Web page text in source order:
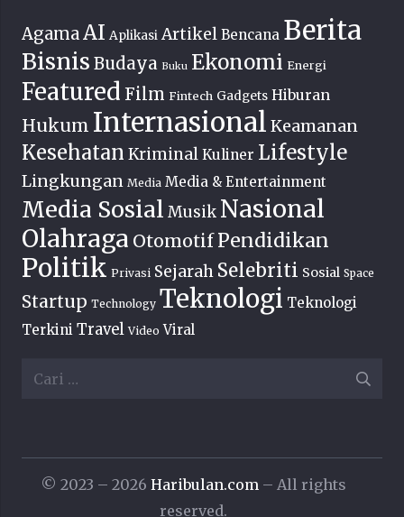
AgamaAI Aplikasi Artikel Bencana Berita
Bisnis Budaya Buku Ekonomi Energi
Featured Film Fintech Gadgets Hiburan
Hukum Internasional Keamanan
Kesehatan Kriminal Kuliner Lifestyle
Lingkungan Media Media & Entertainment
Media Sosial Musik Nasional
Olahraga Otomotif Pendidikan
Politik Privasi Sejarah Selebriti Sosial Space
Startup Technology Teknologi Teknologi
Terkini Travel Video Viral
Cari
© 2023 – 2026 Haribulan.com – All rights
reserved.